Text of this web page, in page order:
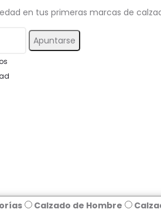
opciones
en tus primeras marcas de
Calzado de Hombre